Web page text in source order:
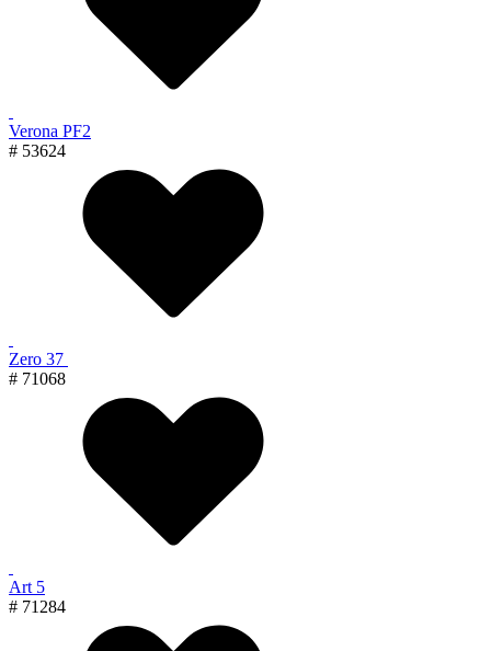
Verona PF2
# 53624
Zero 37
# 71068
Art 5
# 71284